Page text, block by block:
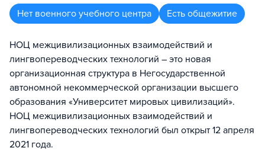
Нет военного учебного центра Есть общежитие
НОЦ межцивилизационных взаимодействий и
лингвопереводческих технологий – это новая
организационная структура в Негосударственной
автономной некоммерческой организации высшего
образования «Университет мировых цивилизаций».
НОЦ межцивилизационных взаимодействий и
лингвопереводческих технологий был открыт 12 апреля
2021 года.